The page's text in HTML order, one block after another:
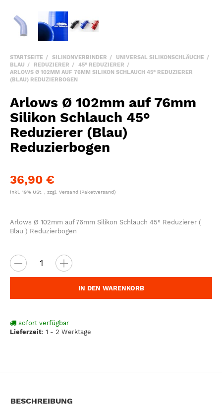
STARTSEITE SILIKONVERBINDER
UNIVERSAL SILIKONSCHLÄUCHE
BLAU
REDUZIERER
45° REDUZIERER
ARLOWS Ø 102MM AUF 76MM SILIKON SCHLAUCH 45° REDUZIERER
(BLAU) REDUZIERBOGEN
Arlows Ø 102mm auf 76mm
Silikon Schlauch 45°
Reduzierer (Blau)
Reduzierbogen
36,90 €
inkl. 19% USt. , zzgl. Versand (Paketversand)
Arlows Ø 102mm auf 76mm Silikon Schlauch 45° Reduzierer (
Blau ) Reduzierbogen
IN DEN WARENKORB
sofort verfügbar
Lieferzeit: 1 - 2 Werktage
BESCHREIBUNG